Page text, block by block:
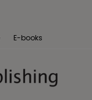
E-books